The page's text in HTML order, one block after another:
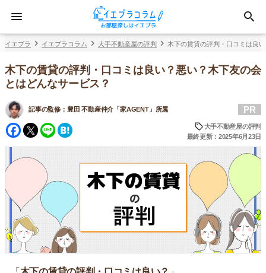
イエプラ イエプラコラム 大手不動産屋の評判 木下の賃貸の評判・口コミは良
木下の賃貸の評判・口コミは良い？悪い？木下友の会
とはどんなサービス？
記事の監修： 豊田 不動産仲介「家AGENT」所属
Facebook
Twitter
Line
PR
大手不動産屋の評判
最終更新：2025年6月23日